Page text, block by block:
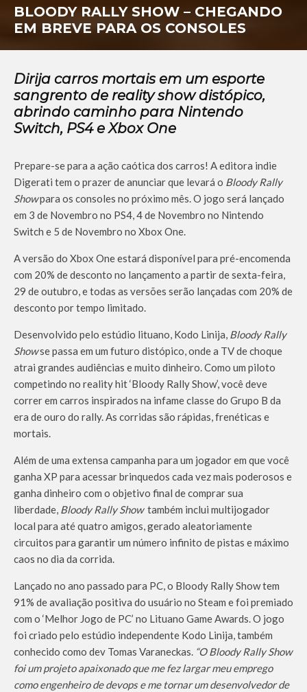
BLOODY RALLY SHOW – CHEGANDO
EM BREVE PARA OS CONSOLES
Dirija carros mortais em um esporte
sangrento de reality show distópico,
abrindo caminho para Nintendo
Switch, PS4 e Xbox One
Prepare-se para a ação caótica dos carros! A editora indie
Digerati tem o prazer de anunciar que levará o Bloody Rally
Showpara os consoles no próximo mês. O jogo será lançado
em 3 de Novembro no PS4, 4 de Novembro no Nintendo
Switch e 5 de Novembro no Xbox One.
A versão do Xbox One estará disponível para pré-encomenda
com 20% de desconto no lançamento a partir de sexta-feira,
29 de outubro, e todas as versões serão lançadas com 20% de
desconto por tempo limitado.
Desenvolvido pelo estúdio lituano, Kodo Linija, Bloody Rally
Showse passa em um futuro distópico, onde a TV de choque
atrai grandes audiências e muito dinheiro. Como um piloto
competindo no reality hit ‘Bloody Rally Show’, você deve
correr em carros inspirados na infame classe do Grupo B da
era de ouro do rally. As corridas são rápidas, frenéticas e
mortais.
Além de uma extensa campanha para um jogador em que você
ganha XP para acessar brinquedos cada vez mais poderosos e
ganha dinheiro com o objetivo final de comprar sua
liberdade, Bloody Rally Showtambém inclui multijogador
local para até quatro amigos, gerado aleatoriamente
circuitos para garantir um número infinito de pistas e máximo
caos no dia da corrida.
Lançado no ano passado para PC, o Bloody Rally Show tem
91% de avaliação positiva do usuário no Steam e foi premiado
com o ‘Melhor Jogo de PC’ no Lituano Game Awards. O jogo
foi criado pelo estúdio independente Kodo Linija, também
conhecido como dev Tomas Varaneckas. “O Bloody Rally Show
foi um projeto apaixonado que me fez largar meu emprego
como engenheiro de devops e me tornar um desenvolvedor de